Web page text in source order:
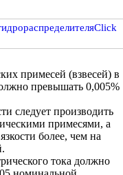
Click
примесей (взвесей) в
превышать 0,005%
следует производить
примесями, а
более, чем на
тока должно